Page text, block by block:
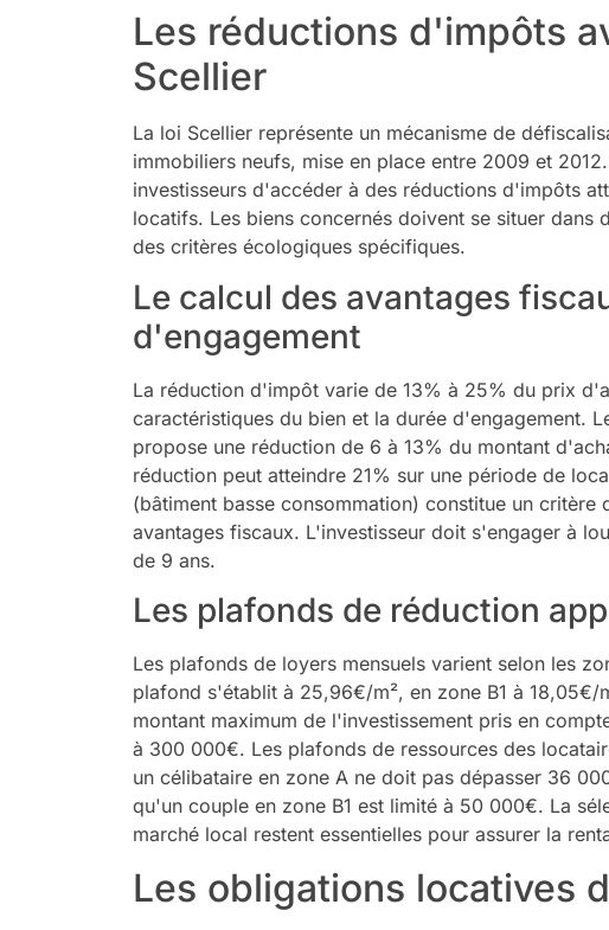
Les réductions d'impôts
Scellier
La loi Scellier représente un mécanisme de
immobiliers neufs, mise en place entre 2009 et
investisseurs d'accéder à des réductions d'impôts
locatifs. Les biens concernés doivent se situer dans
des critères écologiques spécifiques.
Le calcul des avantages
d'engagement
La réduction d'impôt varie de 13% à 25% du prix
caractéristiques du bien et la durée d'engagement.
propose une réduction de 6 à 13% du montant
réduction peut atteindre 21% sur une période de
(bâtiment basse consommation) constitue un critère
avantages fiscaux. L'investisseur doit s'engager à
de 9 ans.
Les plafonds de réduction
Les plafonds de loyers mensuels varient selon les
plafond s'établit à 25,96€/m², en zone B1 à 18,05€/
montant maximum de l'investissement pris en
à 300 000€. Les plafonds de ressources des
un célibataire en zone A ne doit pas dépasser 36
qu'un couple en zone B1 est limité à 50 000€. La
marché local restent essentielles pour assurer la
Les obligations locatives